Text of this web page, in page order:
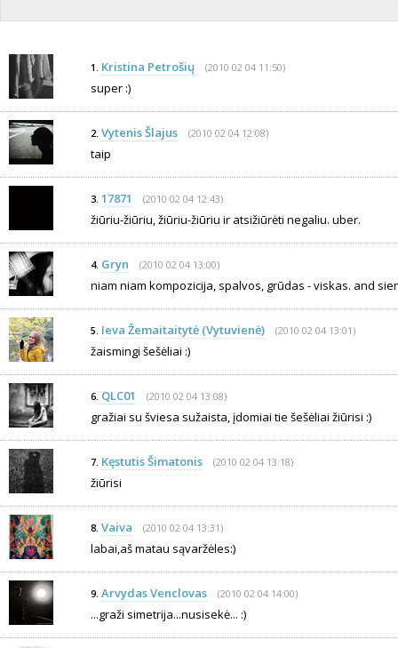
1. Kristina Petrošių (2010 02 04 11:50)
super :)
2. Vytenis Šlajus (2010 02 04 12:08)
taip
3. 17871 (2010 02 04 12:43)
žiūriu-žiūriu, žiūriu-žiūriu ir atsižiūrėti negaliu. uber.
4. Gryn (2010 02 04 13:00)
niam niam kompozicija, spalvos, grūdas - viskas. and
5. Ieva Žemaitaitytė (Vytuvienė) (2010 02 04 13:01)
žaismingi šešėliai :)
6. QLC01 (2010 02 04 13:08)
gražiai su šviesa sužaista, įdomiai tie šešėliai žiūrisi :)
7. Kęstutis Šimatonis (2010 02 04 13:18)
žiūrisi
8. Vaiva (2010 02 04 13:31)
labai,aš matau sąvaržėles:)
9. Arvydas Venclovas (2010 02 04 14:00)
...graži simetrija...nusisekė... :)